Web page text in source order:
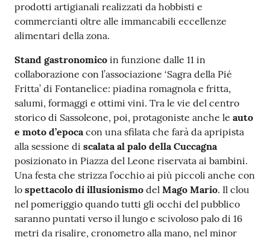
prodotti artigianali realizzati da hobbisti e
commercianti oltre alle immancabili eccellenze
alimentari della zona.
Stand gastronomico in funzione dalle 11 in
collaborazione con l’associazione ‘Sagra della Pié
Fritta’ di Fontanelice: piadina romagnola e fritta,
salumi, formaggi e ottimi vini. Tra le vie del centro
storico di Sassoleone, poi, protagoniste anche le auto
e moto d’epocacon una sfilata che farà da apripista
alla sessione di scalata al palo della Cuccagna
posizionato in Piazza del Leone riservata ai bambini.
Una festa che strizza l’occhio ai più piccoli anche con
lo spettacolo di illusionismo del Mago Mario. Il clou
nel pomeriggio quando tutti gli occhi del pubblico
saranno puntati verso il lungo e scivoloso palo di 16
metri da risalire, cronometro alla mano, nel minor